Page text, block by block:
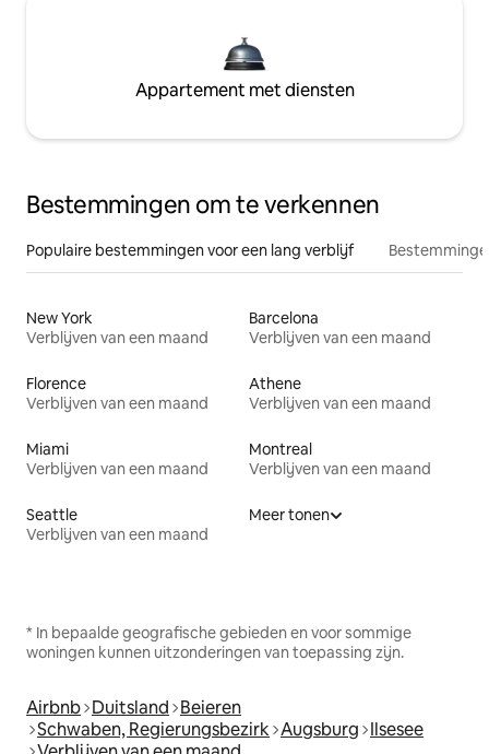
Appartement met diensten
Bestemmingen om te verkennen
Populaire bestemmingen voor een lang verblijf
New York
Verblijven van een maand
Barcelona
Verblijven van een maand
Florence
Verblijven van een maand
Athene
Verblijven van een maand
Miami
Verblijven van een maand
Montreal
Verblijven van een maand
Seattle
Verblijven van een maand
Meer tonen
* In bepaalde geografische gebieden en voor sommige
woningen kunnen uitzonderingen van toepassing zijn.
Airbnb Duitsland Beieren
Schwaben, Regierungsbezirk Augsburg Ilsesee